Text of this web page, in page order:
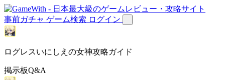
事前ガチャ ゲーム検索 ログイン
ログレスいにしえの女神攻略ガイド
掲示板Q&A